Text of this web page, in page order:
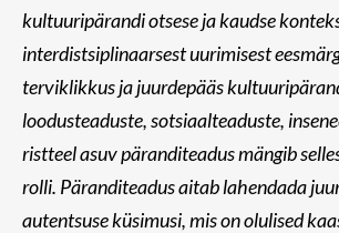
kultuuripärandi otsese ja kaudse
interdistsiplinaarsest uurimisest
terviklikkus ja juurdepääs
loodusteaduste, sotsiaalteaduste,
ristteel asuv päranditeadus mängib
rolli. Päranditeadus aitab lahendada
autentsuse küsimusi, mis on olulised